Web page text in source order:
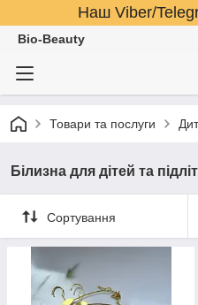
Наш Viber/
Bio-Beauty
Товари та послуги
Білизна для дітей та
Сортування